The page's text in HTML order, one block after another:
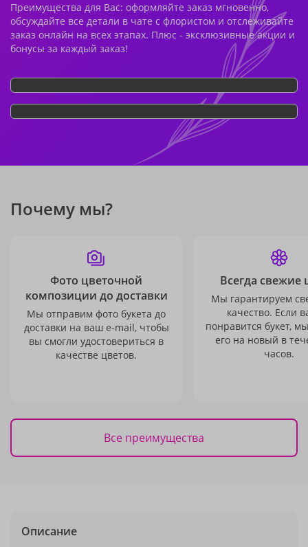
Преимущества для Вас: оформляйте заказ мгновенно,
обсуждайте все детали в чате с флористом и отслеживайте
заказ онлайн на всех этапах. Плюс - эксклюзивные акции и
бонусы за каждый заказ!
Почему мы?
Фото цветочной
композиции до доставки
Мы отправим фото букета до
доставки на ваш e-mail, чтобы
вы смогли удостовериться в
качестве цветов.
Всегда свежие
Мы гарантируем
качество. Если
понравится букет,
его на новый в
часов.
Все преимущества
Описание